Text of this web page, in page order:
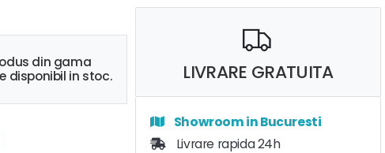
din gama
disponibil in stoc.
LIVRARE GRATUITA
Showroom in Bucuresti
Livrare rapida 24h